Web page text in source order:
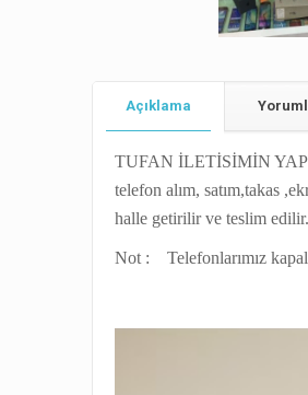
Açıklama
TUFAN İLETİSİMİN
telefon alım, satım,takas
halle getirilir ve teslim
Not : Telefonlarımız